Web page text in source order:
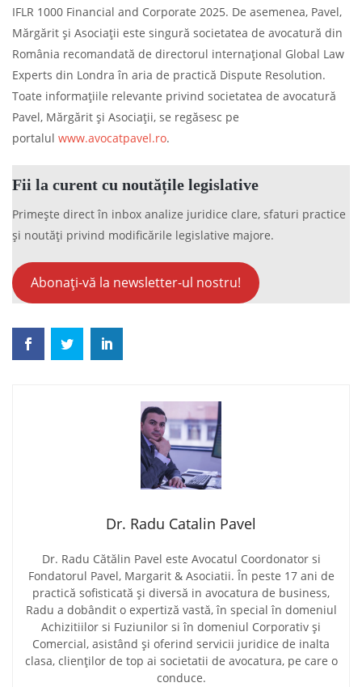
IFLR 1000 Financial and Corporate 2025. De asemenea, Pavel,
Mărgărit și Asociații este singură societatea de avocatură din
România recomandată de directorul internațional Global Law
Experts din Londra în aria de practică Dispute Resolution.
Toate informațiile relevante privind societatea de avocatură
Pavel, Mărgărit și Asociații, se regăsesc pe
portalul www.avocatpavel.ro.
Fii la curent cu noutățile legislative
Primește direct în inbox analize juridice clare, sfaturi practice
și noutăți privind modificările legislative majore.
Abonați-vă la newsletter-ul nostru!
Dr. Radu Catalin Pavel
Dr. Radu Cătălin Pavel este Avocatul Coordonator si
Fondatorul Pavel, Margarit & Asociatii. În peste 17 ani de
practică sofisticată și diversă in avocatura de business,
Radu a dobândit o expertiză vastă, în special în domeniul
Achizitiilor si Fuziunilor si în domeniul Corporativ și
Comercial, asistând și oferind servicii juridice de inalta
clasa, clienților de top ai societatii de avocatura, pe care o
conduce.